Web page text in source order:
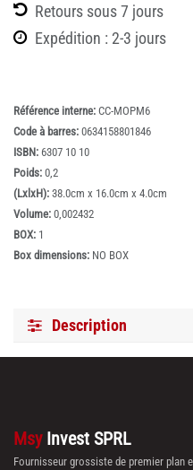
Retours sous 7 jours
Expédition : 2-3 jours
Référence interne: CC-MOPM6
Code à barres: 0634158801846
ISBN: 6307 10 10
Poids: 0,2
(LxlxH): 38.0cm x 16.0cm x 4.0cm
Volume: 0,002432
BOX: 1
Box dimensions: NO BOX
Description
Msy Invest SPRL
Fournisseur grossiste de premier plan